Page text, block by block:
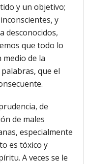
y un objetivo;
y
desconocidos,
que todo lo
de la
que el
de
de males
especialmente
es tóxico y
A veces se le